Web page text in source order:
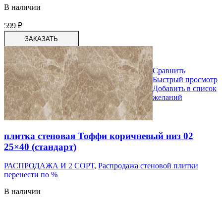
В наличии
599 ₽
ЗАКАЗАТЬ
Сравнить
Быстрый просмотр
Добавить в список
желаний
плитка стеновая Тоффи коричневый низ 02
25×40 (стандарт)
РАСПРОДАЖА И 2 СОРТ, Распродажа стеновой плитки
перенести по %
В наличии